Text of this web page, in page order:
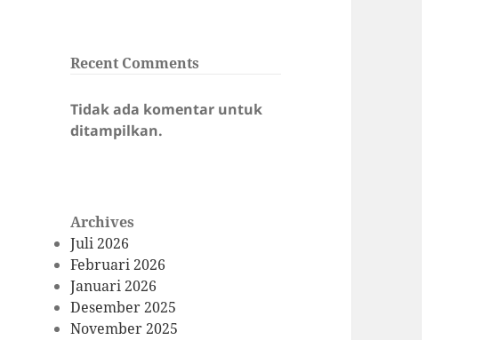
Recent Comments
Tidak ada komentar untuk
ditampilkan.
Archives
Juli 2026
Februari 2026
Januari 2026
Desember 2025
November 2025